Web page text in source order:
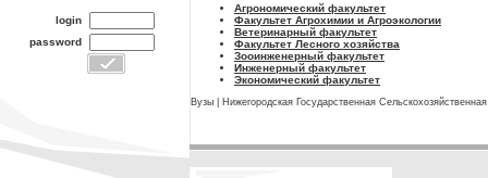
Агрономический факультет
Факультет Агрохимии и Агроэкологии
Ветеринарный факультет
Факультет Лесного хозяйства
Зооинженерный факультет
Инженерный факультет
Экономический факультет
Вузы Нижегородская Государственная
login
password